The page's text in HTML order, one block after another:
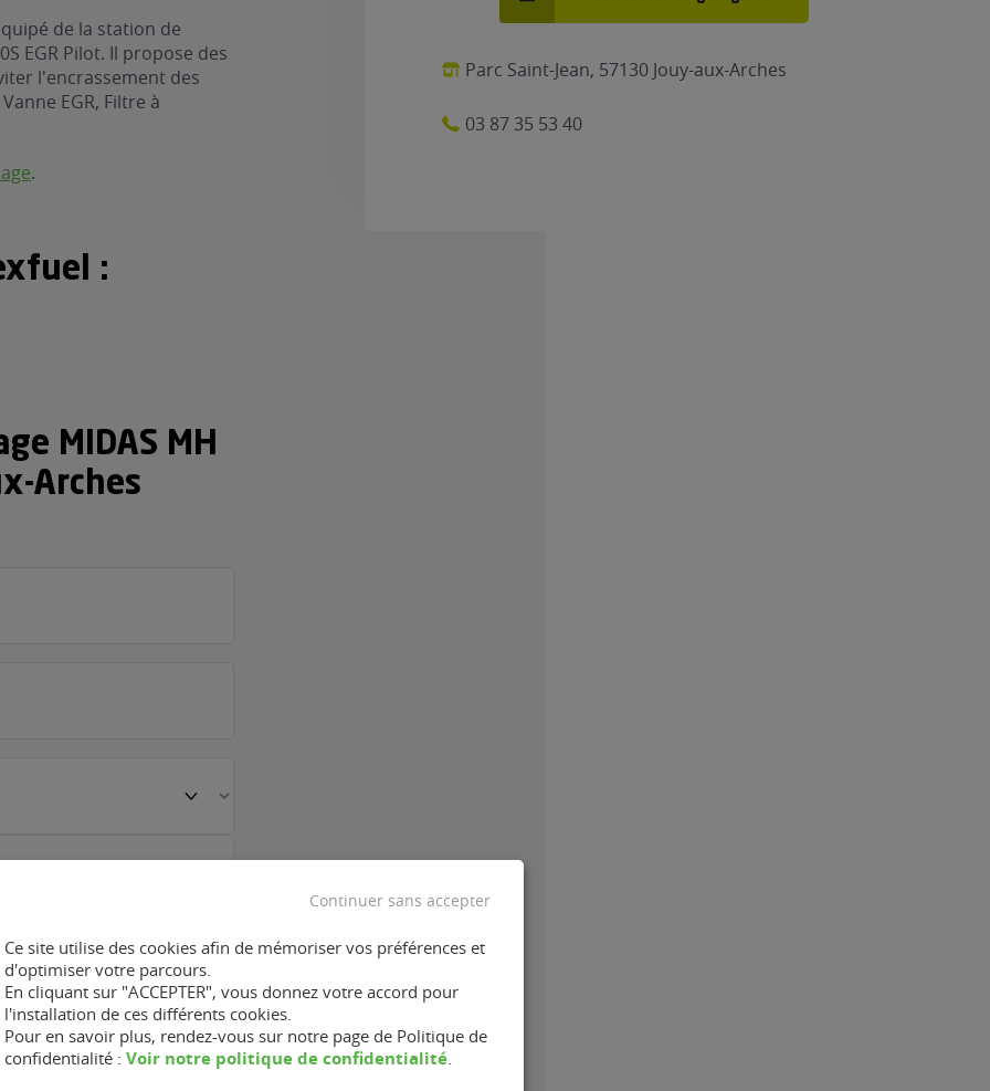
de la station de
EGR Pilot. Il propose des
l'encrassement des
EGR, Filtre à
.
:
Parc Saint-Jean, 57130 Jouy-aux-Arches
03 87 35 53 40
MIDAS MH
Arches
Ce site utilise des cookies afin de mémoriser vos préférences et
d'optimiser votre parcours.
En cliquant sur "ACCEPTER", vous donnez votre accord pour
l'installation de ces différents cookies.
Pour en savoir plus, rendez-vous sur notre page de Politique de
confidentialité : Voir notre politique de confidentialité.
Continuer sans accepter